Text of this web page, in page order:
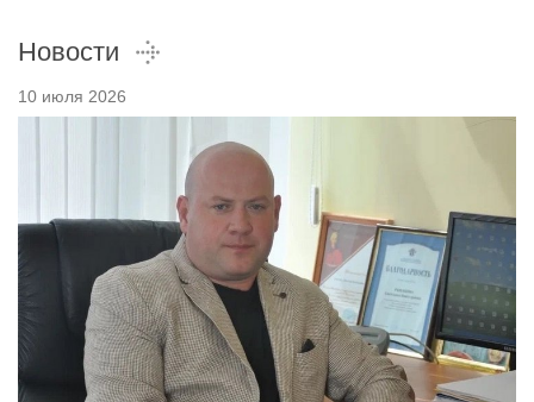
Новости
10 июля 2026